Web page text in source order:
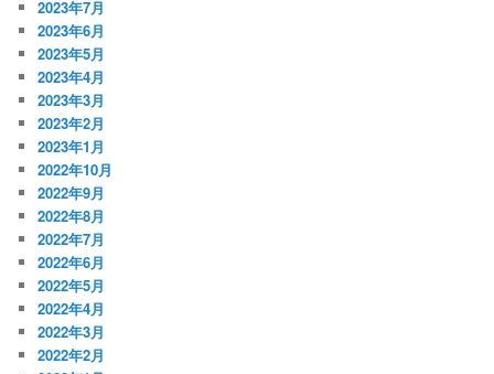
2023年7月
2023年6月
2023年5月
2023年4月
2023年3月
2023年2月
2023年1月
2022年10月
2022年9月
2022年8月
2022年7月
2022年6月
2022年5月
2022年4月
2022年3月
2022年2月